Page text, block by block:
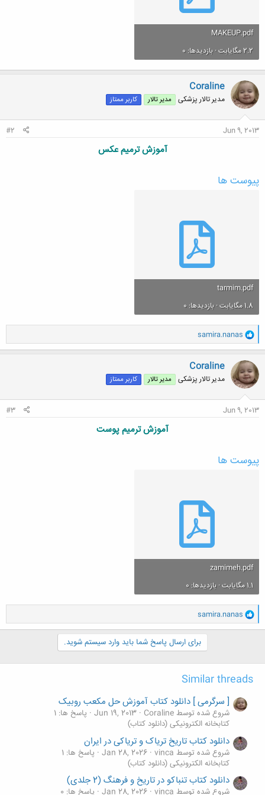
MAKEUP.pdf
2.2 مگایابت · بازدیدها: 0
Coraline
مدیر تالار پزشکی مدیر تالار کاربر ممتاز
Jun 9, 2013
#2
آموزش ترمیم عکس
پیوست ها
tarmim.pdf
1.8 مگایابت · بازدیدها: 0
و
ا
ک
ن
ش
ه
ا
samira.nanas
Coraline
مدیر تالار پزشکی مدیر تالار کاربر ممتاز
Jun 9, 2013
#3
آموزش ترمیمپوست
پیوست ها
zamimeh.pdf
1.1 مگایابت · بازدیدها: 0
و
ا
ک
:
samira.nanas
برای ارسال پاسخ شما باید وارد سیستم شوید.
Similar threads
[ سرگرمی ] دانلود کتاب آموزش حل مکعب روبیک
شروع شده توسط Coraline Jun 19, 2013 پاسخ ها: 1
کتابخانه الکترونیکی (دانلود کتاب)
دانلود کتاب تاریخ تریاک و تریاکی در ایران
شروع شده توسط vinca Jan 28, 2026 پاسخ ها: 1
کتابخانه الکترونیکی (دانلود کتاب)
دانلود کتاب تنباکو در تاریخ و فرهنگ (2 جلدی)
شروع شده توسط vinca Jan 28, 2026 پاسخ ها: 0